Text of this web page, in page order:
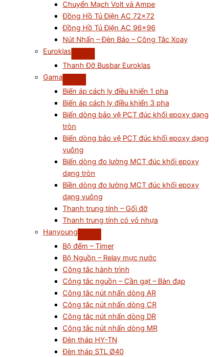
Chuyển Mạch Volt và Ampe
Đồng Hồ Tủ Điện AC 72×72
Đồng Hồ Tủ Điện AC 96×96
Nút Nhấn – Đèn Báo – Công Tắc Xoay
Euroklas
Thanh Đỡ Busbar Euroklas
Gama
Biến áp cách ly điều khiển 1 pha
Biến áp cách ly điều khiển 3 pha
Biến dòng bảo vệ PCT đúc khối epoxy dạng
tròn
Biến dòng bảo vệ PCT đúc khối epoxy dạng
vuông
Biến dòng đo lường MCT đúc khối epoxy
dạng tròn
Biền dòng đo lường MCT đúc khối epoxy
dạng vuông
Thanh trung tính – Gối đỡ
Thanh trung tính có vỏ nhựa
Hanyoung
Bộ đếm – Timer
Bộ Nguồn – Relay mực nước
Công tắc hành trình
Công tắc nguồn – Cần gạt – Bàn đạp
Công tắc nút nhấn dòng AR
Công tắc nút nhấn dòng CR
Công tắc nút nhấn dòng DR
Công tắc nút nhấn dòng MR
Đèn tháp HY-TN
Đèn tháp STL Ø40